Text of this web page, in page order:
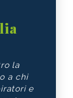
la
a chi
e